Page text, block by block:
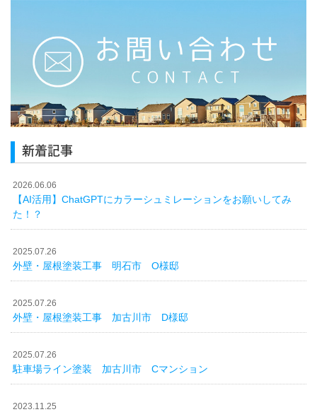
新着記事
2026.06.06
【AI活用】ChatGPTにカラーシュミレーションをお願いしてみ
た！？
2025.07.26
外壁・屋根塗装工事 明石市 O様邸
2025.07.26
外壁・屋根塗装工事 加古川市 D様邸
2025.07.26
駐車場ライン塗装 加古川市 Cマンション
2023.11.25